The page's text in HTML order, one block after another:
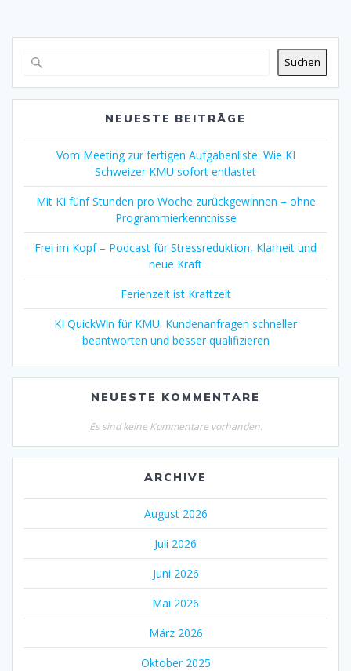
Suchen
NEUESTE BEITRÄGE
Vom Meeting zur fertigen Aufgabenliste: Wie KI
Schweizer KMU sofort entlastet
Mit KI fünf Stunden pro Woche zurückgewinnen – ohne
Programmierkenntnisse
Frei im Kopf – Podcast für Stressreduktion, Klarheit und
neue Kraft
Ferienzeit ist Kraftzeit
KI QuickWin für KMU: Kundenanfragen schneller
beantworten und besser qualifizieren
NEUESTE KOMMENTARE
Es sind keine Kommentare vorhanden.
ARCHIVE
August 2026
Juli 2026
Juni 2026
Mai 2026
März 2026
Oktober 2025